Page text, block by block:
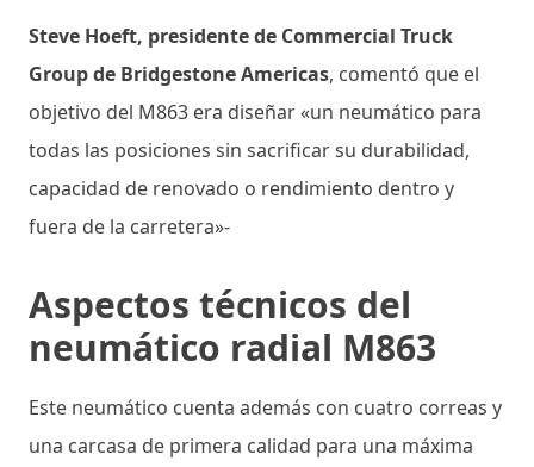
Steve Hoeft, presidente de Commercial Truck
Group de Bridgestone Americas, comentó que el
objetivo del M863 era diseñar «un neumático para
todas las posiciones sin sacrificar su durabilidad,
capacidad de renovado o rendimiento dentro y
fuera de la carretera»-
Aspectos técnicos del
neumático radial M863
Este neumático cuenta además con cuatro correas y
una carcasa de primera calidad para una máxima